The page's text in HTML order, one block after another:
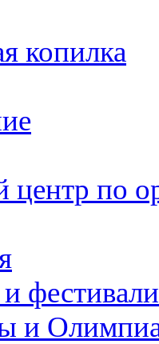
копилка
центр по
фестивали
и